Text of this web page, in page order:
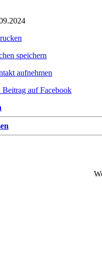
speichern
aufnehmen
Beitrag auf Facebook